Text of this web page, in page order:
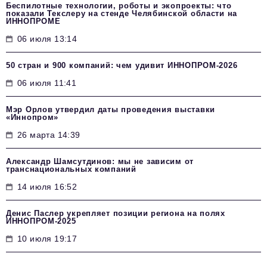
Беспилотные технологии, роботы и экопроекты: что
показали Текслеру на стенде Челябинской области на
ИННОПРОМЕ
06 июля 13:14
50 стран и 900 компаний: чем удивит ИННОПРОМ‑2026
06 июля 11:41
Мэр Орлов утвердил даты проведения выставки
«Иннопром»
26 марта 14:39
Александр Шамсутдинов: мы не зависим от
транснациональных компаний
14 июля 16:52
Денис Паслер укрепляет позиции региона на полях
ИННОПРОМ-2025
10 июля 19:17